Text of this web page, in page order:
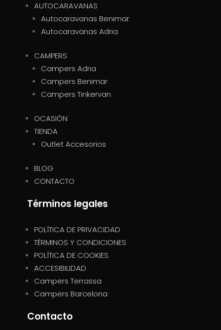
AUTOCARAVANAS
Autocaravanas Benimar
Autocaravanas Adria
CAMPERS
Campers Adria
Campers Benimar
Campers Tinkervan
OCASIÓN
TIENDA
Outlet Accesorios
BLOG
CONTACTO
Términos legales
POLÍTICA DE PRIVACIDAD
TÉRMINOS Y CONDICIONES
POLÍTICA DE COOKIES
ACCESIBILIDAD
Campers Terrassa
Campers Barcelona
Contacto